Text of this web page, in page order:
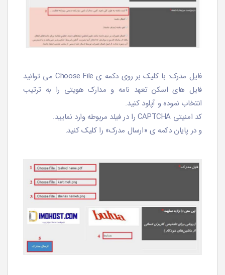
فایل مدرک: با کلیک بر روی دکمه ی Choose File می توانید
فایل های اسکن تعهد نامه و مدارک هویتی را به ترتیب
انتخاب نموده و آپلود کنید.
کد امنیتی CAPTCHA را در فیلد مربوطه وارد نمایید.
و در پایان دکمه ی «ارسال مدرک» را کلیک کنید.